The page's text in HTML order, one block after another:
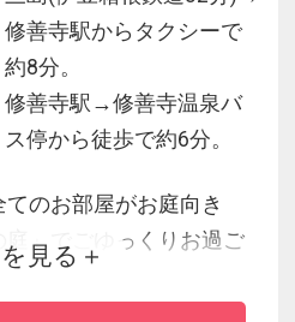
修善寺駅からタクシーで
約8分。
修善寺駅→修善寺温泉バ
ス停から徒歩で約6分。
のお部屋がお庭向き
」でごゆっくりお過ご
見る